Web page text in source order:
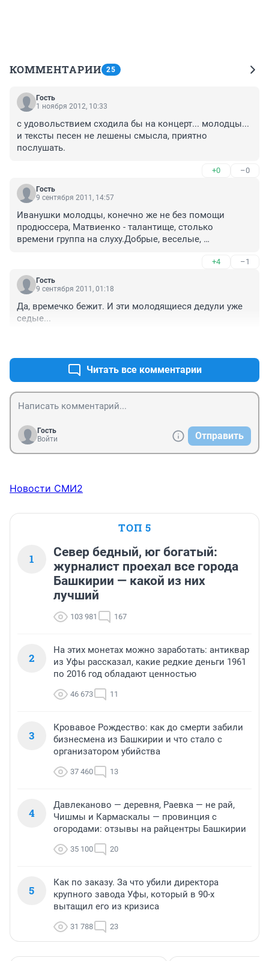
КОММЕНТАРИИ 25
Гость
1 ноября 2012, 10:33
с удовольствием сходила бы на концерт... молодцы...
и тексты песен не лешены смысла, приятно
послушать.
+0 –0
Гость
9 сентября 2011, 14:57
Иванушки молодцы, конечно же не без помощи
продюссера, Матвиенко - талантище, столько
времени группа на слуху.Добрые, веселые,
однодневной на сцене. Моя юность,молодость
ассоциируется с ними, дочери 12 и она знает
Иванушек - это уже показатель.Игорь Матвиенко,
+4 –1
Гость
9 сентября 2011, 01:18
Да, времечко бежит. И эти молодящиеся дедули уже
седые...
Читать все комментарии
Гость
Войти
Отправить
Новости СМИ2
ТОП 5
1
Север бедный, юг богатый:
журналист проехал все города
Башкирии — какой из них
лучший
103 981 167
2
На этих монетах можно заработать: антиквар
из Уфы рассказал, какие редкие деньги 1961
по 2016 год обладают ценностью
46 673 11
3
Кровавое Рождество: как до смерти забили
бизнесмена из Башкирии и что стало с
организатором убийства
37 460 13
4
Давлеканово — деревня, Раевка — не рай,
Чишмы и Кармаскалы — провинция с
огородами: отзывы на райцентры Башкирии
35 100 20
5
Как по заказу. За что убили директора
крупного завода Уфы, который в 90-х
вытащил его из кризиса
31 788 23